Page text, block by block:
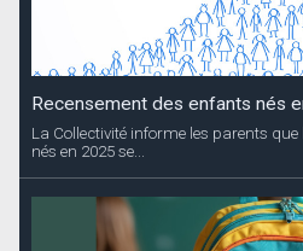
Recensement des enfants nés
La Collectivité informe les parents
nés en 2025 se...